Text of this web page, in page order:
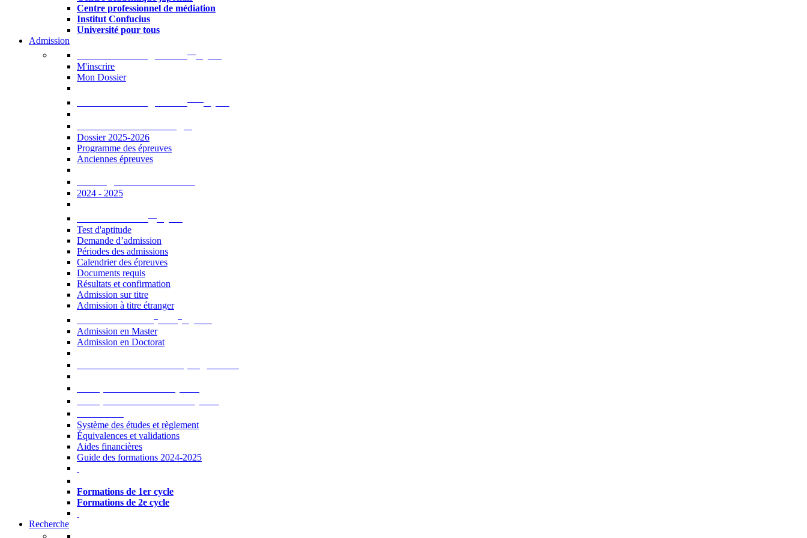
Centre professionnel de médiation
Institut Confucius
Université pour tous
Admission
M'inscrire
Mon Dossier
Dossier 2025-2026
Programme des épreuves
Anciennes épreuves
2024 - 2025
Test d'aptitude
Demande d’admission
Périodes des admissions
Calendrier des épreuves
Documents requis
Résultats et confirmation
Admission sur titre
Admission à titre étranger
Admission en Master
Admission en Doctorat
Système des études et règlement
Équivalences et validations
Aides financières
Guide des formations 2024-2025
Formations de 1er cycle
Formations de 2e cycle
Recherche